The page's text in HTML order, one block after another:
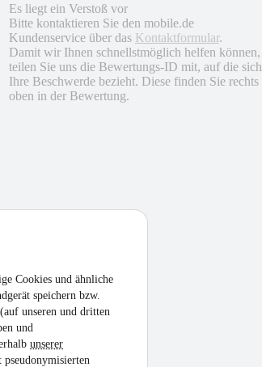
Cookies und ähnliche
speichern bzw.
unseren und dritten
und
unserer
Es liegt ein Verstoß vor
Bitte kontaktieren Sie den mobile.de
Kundenservice über das Kontaktformular.
Damit wir Ihnen schnellstmöglich helfen können,
teilen Sie uns die Bewertungs-ID mit, auf die sich
Ihre Beschwerde bezieht. Diese finden Sie rechts
oben in der Bewertung.